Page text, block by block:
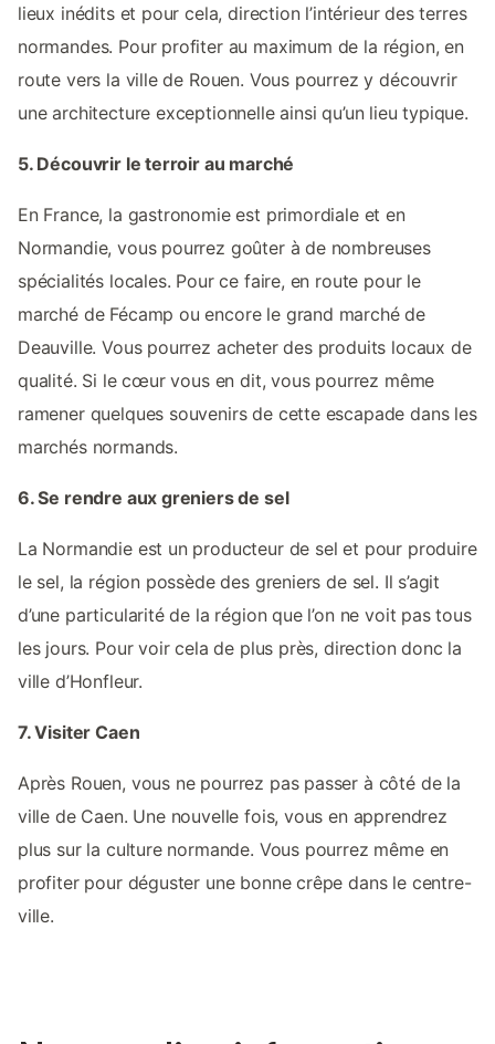
lieux inédits et pour cela, direction l’intérieur des terres
normandes. Pour profiter au maximum de la région, en
route vers la ville de Rouen. Vous pourrez y découvrir
une architecture exceptionnelle ainsi qu’un lieu typique.
5. Découvrir le terroir au marché
En France, la gastronomie est primordiale et en
Normandie, vous pourrez goûter à de nombreuses
spécialités locales. Pour ce faire, en route pour le
marché de Fécamp ou encore le grand marché de
Deauville. Vous pourrez acheter des produits locaux de
qualité. Si le cœur vous en dit, vous pourrez même
ramener quelques souvenirs de cette escapade dans les
marchés normands.
6. Se rendre aux greniers de sel
La Normandie est un producteur de sel et pour produire
le sel, la région possède des greniers de sel. Il s’agit
d’une particularité de la région que l’on ne voit pas tous
les jours. Pour voir cela de plus près, direction donc la
ville d’Honfleur.
7. Visiter Caen
Après Rouen, vous ne pourrez pas passer à côté de la
ville de Caen. Une nouvelle fois, vous en apprendrez
plus sur la culture normande. Vous pourrez même en
profiter pour déguster une bonne crêpe dans le centre-
ville.